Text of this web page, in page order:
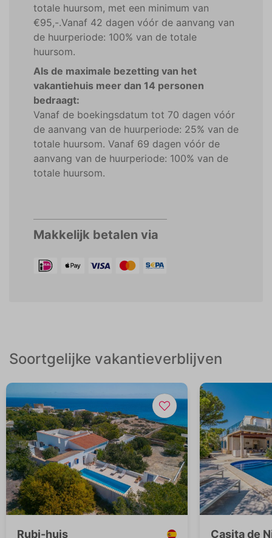
totale huursom, met een minimum van
€95,-.Vanaf 42 dagen vóór de aanvang van
de huurperiode: 100% van de totale
huursom.
Als de maximale bezetting van het
vakantiehuis meer dan 14 personen
bedraagt:
Vanaf de boekingsdatum tot 70 dagen vóór
de aanvang van de huurperiode: 25% van de
totale huursom. Vanaf 69 dagen vóór de
aanvang van de huurperiode: 100% van de
totale huursom.
Makkelijk betalen via
Soortgelijke vakantieverblijven
Rubi-huis Casita de